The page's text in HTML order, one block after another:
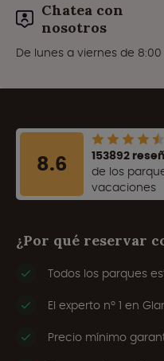
Chatea con
nosotros
De lunes a viernes de 8:00
8.6
153892
de los
vacaciones
¿Por qué reservar
Todos los parques
El experto nº 1 en
Precio mínimo